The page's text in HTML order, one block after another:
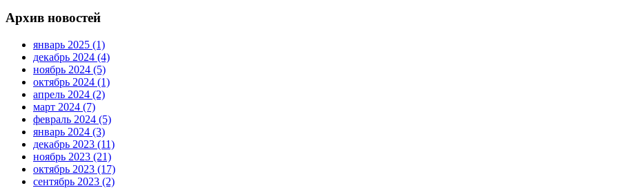
Архив новостей
январь 2025 (1)
декабрь 2024 (4)
ноябрь 2024 (5)
октябрь 2024 (1)
апрель 2024 (2)
март 2024 (7)
февраль 2024 (5)
январь 2024 (3)
декабрь 2023 (11)
ноябрь 2023 (21)
октябрь 2023 (17)
сентябрь 2023 (2)